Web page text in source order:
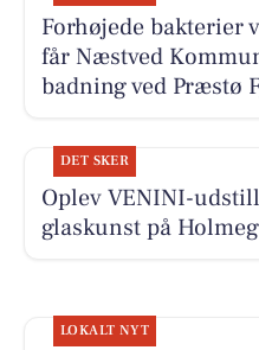
Forhøjede bakterier
får Næstved
badning ved Præstø
DET SKER
Oplev VENINI-
glaskunst på
LOKALT NYT